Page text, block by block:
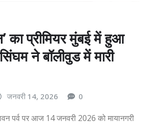
का प्रीमियर मुंबई में हुआ
ने बॉलीवुड में मारी
जनवरी 14, 2026 0
पर्व पर आज 14 जनवरी 2026 को मायानगरी